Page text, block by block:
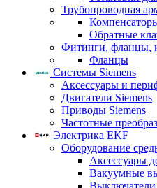
Трубопроводная
Обратные
Фитинги, фланцы,
Фланцы
Системы Siemens
Аксессуары и
Двигатели Siemens
Приводы Siemens
Частотные
Электрика EKF
Оборудование
Аксессуары
Вакуумные
Выключатели